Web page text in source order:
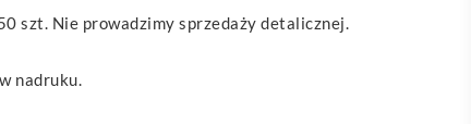
szt. Nie prowadzimy sprzedaży detalicznej.
nadruku.